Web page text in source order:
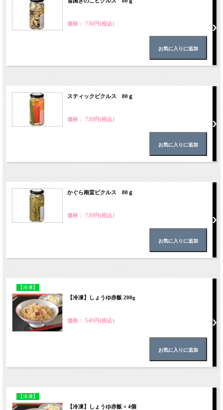
価格： 730円(税込)
スティックピクルス 80ｇ
価格： 730円(税込)
かぐら南蛮ピクルス 80ｇ
価格： 730円(税込)
【冷凍】
【冷凍】しょうゆ赤飯 200g
価格： 540円(税込)
【冷凍】
【冷凍】しょうゆ赤飯 × 4個